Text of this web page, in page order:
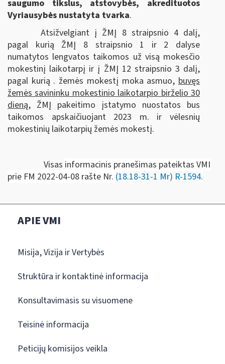
saugumo tikslus, atstovybės, akredituotos
Vyriausybės nustatyta tvarka.
Atsižvelgiant į ŽMĮ 8 straipsnio 4 dalį,
pagal kurią ŽMĮ 8 straipsnio 1 ir 2 dalyse
numatytos lengvatos taikomos už visą mokesčio
mokestinį laikotarpį ir į ŽMĮ 12 straipsnio 3 dalį,
pagal kurią . žemės mokestį moka asmuo, buvęs
žemės savininku mokestinio laikotarpio birželio 30
dieną, ŽMĮ pakeitimo įstatymo nuostatos bus
taikomos apskaičiuojant 2023 m. ir vėlesnių
mokestinių laikotarpių žemės mokestį.
Visas informacinis pranešimas pateiktas VMI
prie FM 2022-04-08 rašte Nr. (18.18-31-1 Mr) R-1594.
APIE VMI
Misija, Vizija ir Vertybės
Struktūra ir kontaktinė informacija
Konsultavimasis su visuomene
Teisinė informacija
Peticijų komisijos veikla